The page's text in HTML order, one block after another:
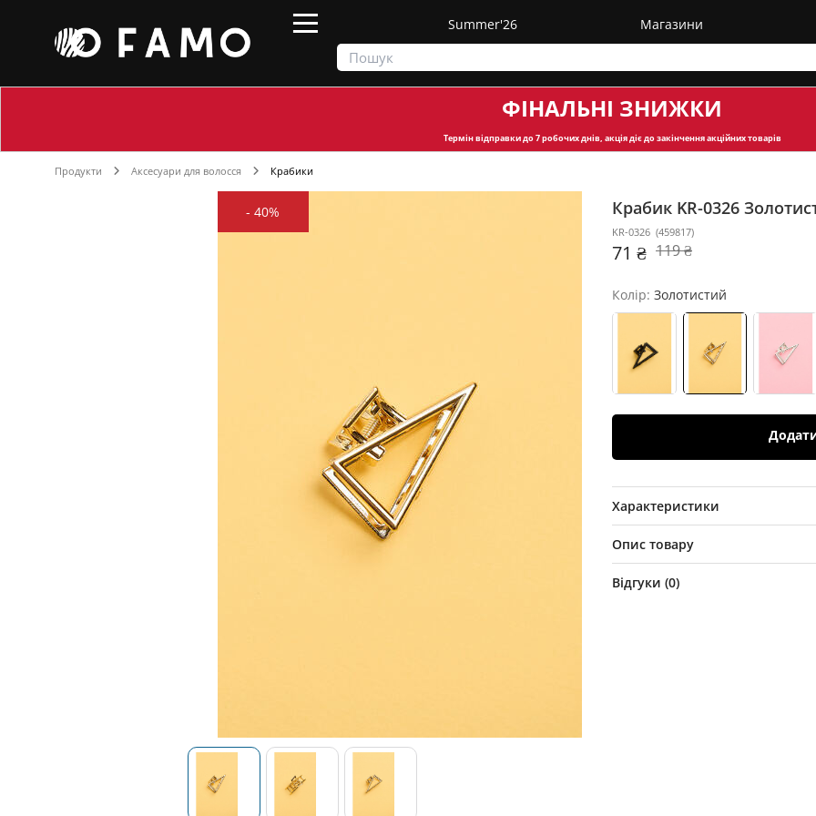
Summer'26 Магазини
ФІНАЛЬНІ ЗНИЖКИ
Термін відправкидо 7 робочих днів, акція діє до закінчення акційних товарів
Продукти Аксесуари для волосся Крабики
-40% Крабик KR-0326
KR-0326 (459817)
71 ₴ 119 ₴
Колір: Золотистий
Характеристики
Опис товару
Відгуки (0)